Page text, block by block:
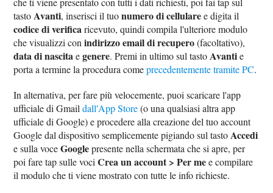
tasto Avanti, inserisci il tuonumero di cellularee digita il
codice di verificaricevuto, quindi compila l'ulteriore modulo
che visualizzi conindirizzo email di recupero(facoltativo),
data di nascitaegenere. Premi in ultimo sul tasto Avantie
porta a termine la procedura comeprecedentemente tramite PC.
In alternativa, per fare più velocemente, puoi scaricare l'app
ufficiale di Gmaildall'App Store(o una qualsiasi altra app
ufficiale di Google) e procedere alla creazione del tuo account
Google dal dispositivo semplicemente pigiando sul tasto Accedi
e sulla voceGooglepresente nella schermata che si apre, per
poi fare tap sulle vociCrea un account > Per mee compilare
il modulo che ti viene mostrato con tutte le info richieste.